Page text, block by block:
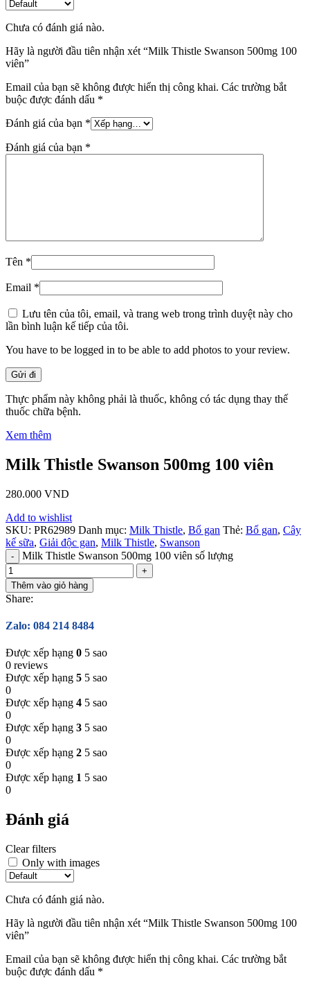
Chưa có đánh giá nào.
Hãy là người đầu tiên nhận xét “Milk Thistle Swanson 500mg 100
viên”
Email của bạn sẽ không được hiển thị công khai. Các trường bắt
buộc được đánh dấu *
Đánh giá của bạn *
Đánh giá của bạn *
Tên *
Email *
Lưu tên của tôi, email, và trang web trong trình duyệt này cho
lần bình luận kế tiếp của tôi.
You have to be logged in to be able to add photos to your review.
Thực phẩm này không phải là thuốc, không có tác dụng thay thế
thuốc chữa bệnh.
Xem thêm
Milk Thistle Swanson 500mg 100 viên
280.000 VND
Add to wishlist
SKU: PR62989 Danh mục: Milk Thistle, Bổ gan Thẻ: Bổ gan, Cây
kế sữa, Giải độc gan, Milk Thistle, Swanson
Milk Thistle Swanson 500mg 100 viên số lượng
Thêm vào giỏ hàng
Share:
Zalo: 084 214 8484
Được xếp hạng 0 5 sao
0 reviews
Được xếp hạng 5 5 sao
0
Được xếp hạng 4 5 sao
0
Được xếp hạng 3 5 sao
0
Được xếp hạng 2 5 sao
0
Được xếp hạng 1 5 sao
0
Đánh giá
Clear filters
Only with images
Chưa có đánh giá nào.
Hãy là người đầu tiên nhận xét “Milk Thistle Swanson 500mg 100
viên”
Email của bạn sẽ không được hiển thị công khai. Các trường bắt
buộc được đánh dấu *